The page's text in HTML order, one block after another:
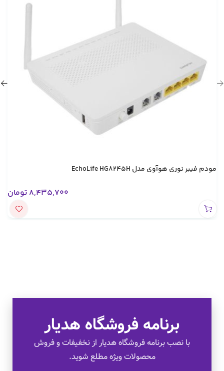
مودم فیبر نوری هوآوی مدل EchoLife HG8245H
8,435,700 تومان
برنامه فروشگاه هدیار
با نصب برنامه فروشگاه هدیار از نخفیفات و فروش
محصولات ویژه مطلع شوید.
تخفیف های ویژه
کالای اصل